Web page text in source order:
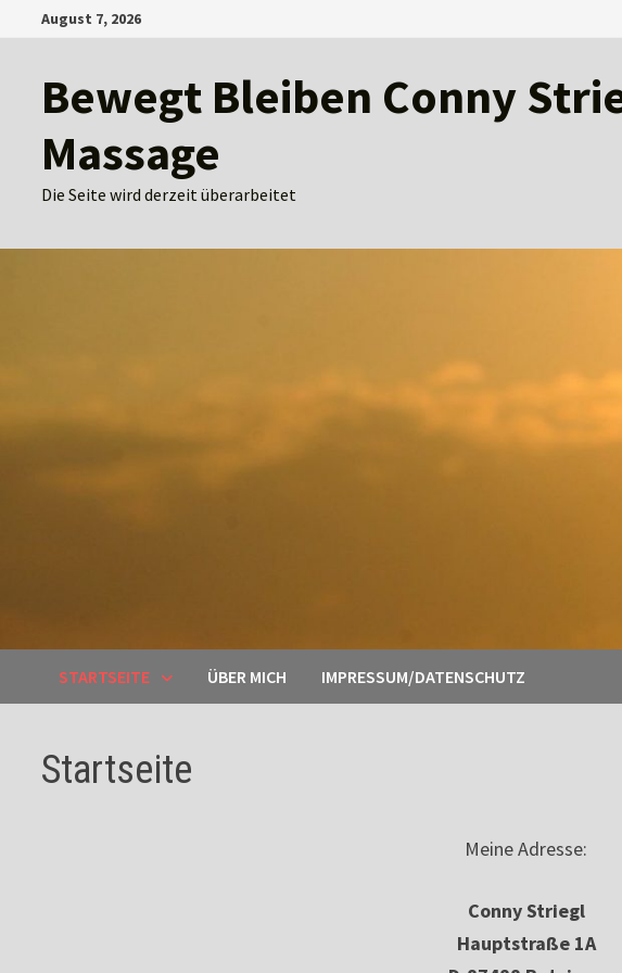
Inhalt
August 7, 2026
Bewegt Bleiben Conny
Massage
Die Seite wird derzeit überarbeitet
STARTSEITE ÜBER MICH IMPRESSUM/DATENSCHUTZ
Startseite
Meine Adresse:
Conny Striegl
Hauptstraße 1A